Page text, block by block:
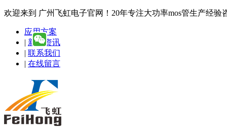
欢迎来到 广州飞虹电子官网！20年专注大功率mos管生产经验
应用方案
| 新闻资讯
| 联系我们
| 在线留言